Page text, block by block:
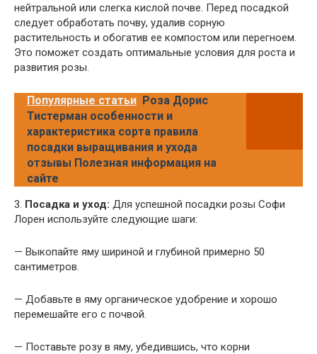
нейтральной или слегка кислой почве. Перед посадкой
следует обработать почву, удалив сорную
растительность и обогатив ее компостом или перегноем.
Это поможет создать оптимальные условия для роста и
развития розы.
Популярные статьи Роза Дорис
Тистерман особенности и
характеристика сорта правила
посадки выращивания и ухода
отзывы Полезная информация на
сайте
3. Посадка и уход: Для успешной посадки розы Софи
Лорен используйте следующие шаги:
— Выкопайте яму шириной и глубиной примерно 50
сантиметров.
— Добавьте в яму органическое удобрение и хорошо
перемешайте его с почвой.
— Поставьте розу в яму, убедившись, что корни